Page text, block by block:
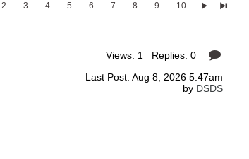
2 3 4 5 6 7 8 9 10
Views: 1 Replies: 0
Last Post: Aug 8, 2026 5:47am
by DSDS